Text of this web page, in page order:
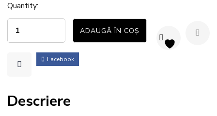
Quantity:
ADAUGĂ ÎN COȘ
Facebook
Descriere